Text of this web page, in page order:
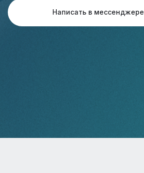
Написать в мессенджере